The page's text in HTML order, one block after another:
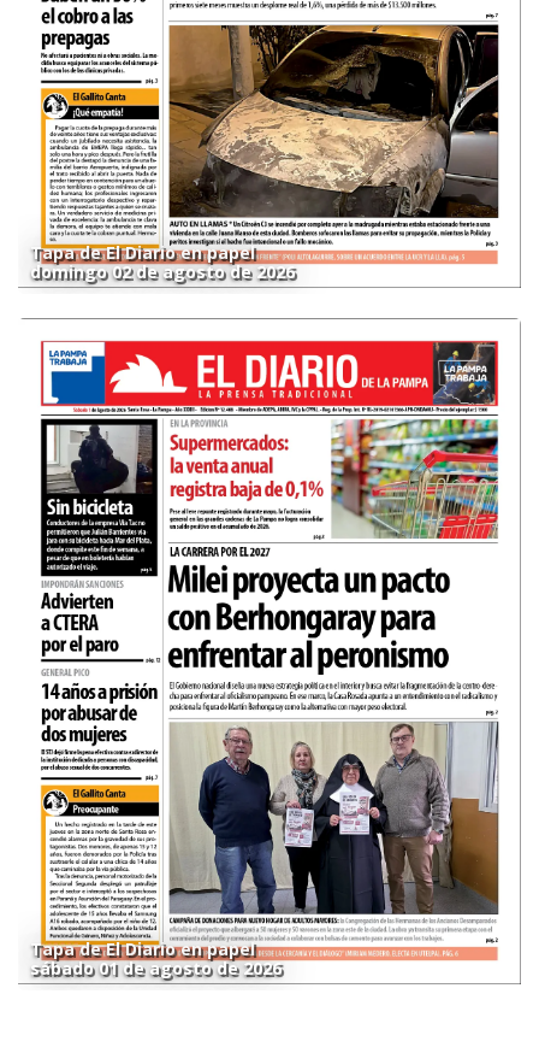
Tapa de El Diario en papel
domingo 02 de agosto de 2026
Tapa de El Diario en papel
sábado 01 de agosto de 2026